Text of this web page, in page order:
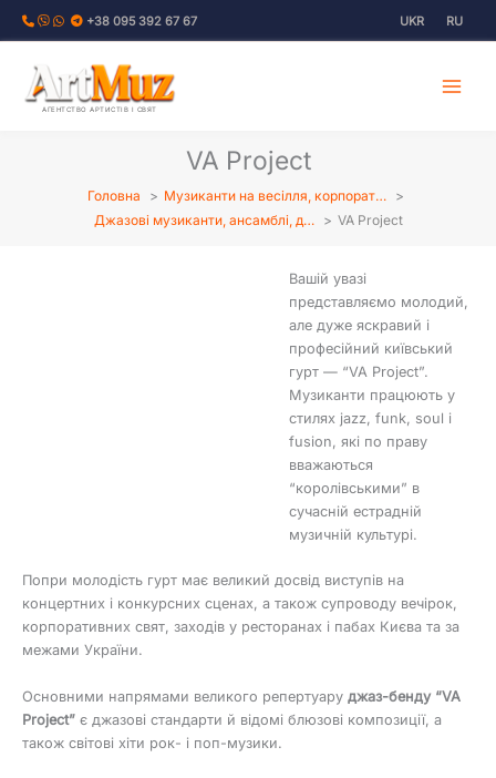
Перейти
+38 095 392 67 67 UKR RU
АГЕНТСТВО АРТИСТІВ І СВЯТ
VA Project
Головна
Музиканти на весілля, корпорат…
Джазові музиканти, ансамблі, д…
VA Project
Вашій увазі
представляємо молодий,
але дуже яскравий і
професійний київський
гурт — “VA Project”.
Музиканти працюють у
стилях jazz, funk, soul і
fusion, які по праву
вважаються
“королівськими” в
сучасній естрадній
музичній культурі.
Попри молодість гурт має великий досвід виступів на
концертних і конкурсних сценах, а також супроводу вечірок,
корпоративних свят, заходів у ресторанах і пабах Києва та за
межами України.
Основними напрямами великого репертуару джаз-бенду “VA
Project” є джазові стандарти й відомі блюзові композиції, а
також світові хіти рок- і поп-музики.